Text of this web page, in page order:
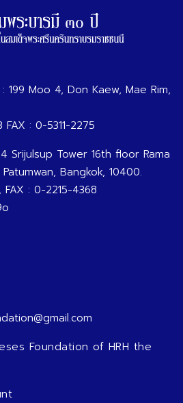
199 Moo 4, Don Kaew, Mae Rim,
FAX : 0-5311-2275
Srijulsup Tower 16th floor Rama
Bangkok, 10400.
FAX : 0-2215-4368
Foundation of HRH the